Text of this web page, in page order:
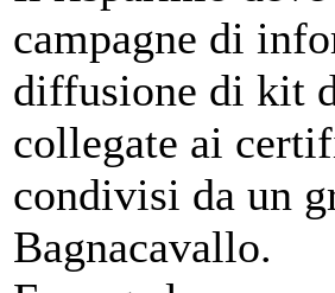
campagne di
diffusione di kit
collegate ai
condivisi da un
Bagnacavallo.